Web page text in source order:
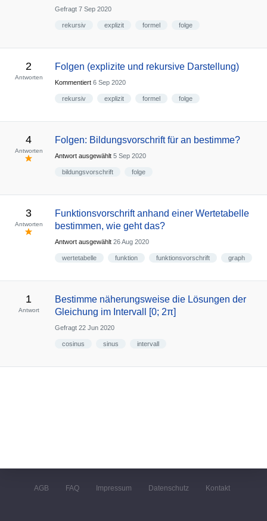
Gefragt 7 Sep 2020
rekursiv explizit formel folge
2
Antworten
Folgen (explizite und rekursive Darstellung)
Kommentiert 6 Sep 2020
rekursiv explizit formel folge
4
Antworten
Folgen: Bildungsvorschrift für an bestimme?
Antwort ausgewählt 5 Sep 2020
bildungsvorschrift folge
3
Antworten
Funktionsvorschrift anhand einer Wertetabelle
bestimmen, wie geht das?
Antwort ausgewählt 26 Aug 2020
wertetabelle funktion funktionsvorschrift graph
1
Antwort
Bestimme näherungsweise die Lösungen der
Gleichung im Intervall [0; 2π]
Gefragt 22 Jun 2020
cosinus sinus intervall
AGB FAQ Impressum Datenschutz Kontakt